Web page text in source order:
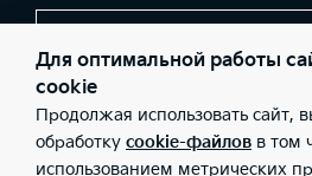
© 2026 Юридические лица ООО «Барс-
адрес: г. Омск, ул. Волгоградская, 61;
09; ИНН: 5506068796; ОГРН:
Для оптимальной работы
cookie
Продолжая использовать сайт,
обработку cookie-файлов в том
использованием метрических